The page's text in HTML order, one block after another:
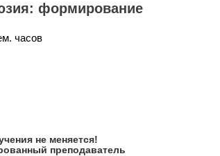
формирование
часов
не меняется!
преподаватель